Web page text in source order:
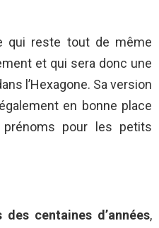
qui reste tout de même
et qui sera donc une
l’Hexagone. Sa version
en bonne place
pour les petits
des centaines d’années,